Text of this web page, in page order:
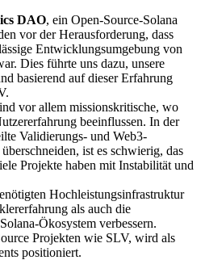
DAO, ein Open-Source-Solana
vor der Herausforderung, dass
Entwicklungsumgebung von
Dies führte uns dazu, unsere
basierend auf dieser Erfahrung
vor allem missionskritische, wo
beeinflussen. In der
Validierungs- und Web3-
ist es schwierig, das
Projekte haben mit Instabilität und
Hochleistungsinfrastruktur
als auch die
Ökosystem verbessern.
Projekten wie SLV, wird als
positioniert.